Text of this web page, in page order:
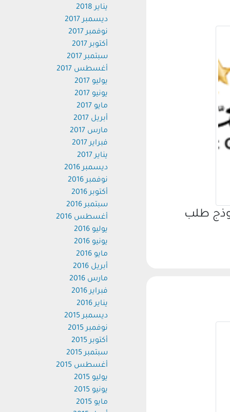
طلب
يناير 2018
ديسمبر 2017
نوفمبر 2017
أكتوبر 2017
سبتمبر 2017
أغسطس 2017
يوليو 2017
يونيو 2017
مايو 2017
أبريل 2017
مارس 2017
فبراير 2017
يناير 2017
ديسمبر 2016
نوفمبر 2016
أكتوبر 2016
سبتمبر 2016
أغسطس 2016
يوليو 2016
يونيو 2016
مايو 2016
أبريل 2016
مارس 2016
فبراير 2016
يناير 2016
ديسمبر 2015
نوفمبر 2015
أكتوبر 2015
سبتمبر 2015
أغسطس 2015
يوليو 2015
يونيو 2015
مايو 2015